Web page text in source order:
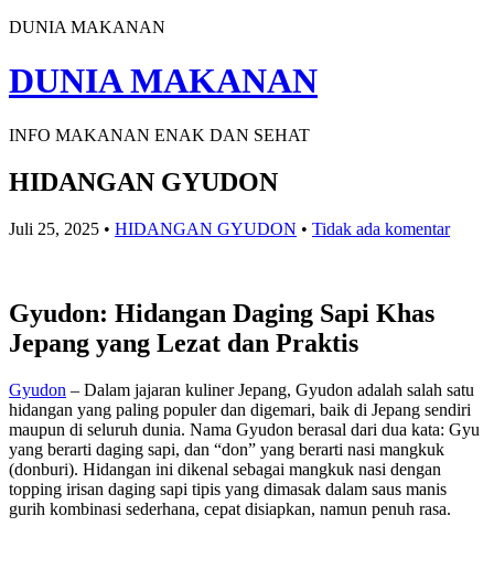
DUNIA MAKANAN
DUNIA MAKANAN
INFO MAKANAN ENAK DAN SEHAT
HIDANGAN GYUDON
Juli 25, 2025 • HIDANGAN GYUDON • Tidak ada komentar
Gyudon: Hidangan Daging Sapi Khas
Jepang yang Lezat dan Praktis
Gyudon – Dalam jajaran kuliner Jepang, Gyudon adalah salah satu
hidangan yang paling populer dan digemari, baik di Jepang sendiri
maupun di seluruh dunia. Nama Gyudon berasal dari dua kata: Gyu
yang berarti daging sapi, dan “don” yang berarti nasi mangkuk
(donburi). Hidangan ini dikenal sebagai mangkuk nasi dengan
topping irisan daging sapi tipis yang dimasak dalam saus manis
gurih kombinasi sederhana, cepat disiapkan, namun penuh rasa.